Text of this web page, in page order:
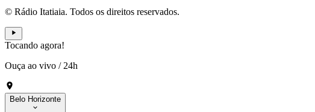
© Rádio Itatiaia. Todos os direitos reservados.
Tocando agora!
Ouça ao vivo / 24h
Belo Horizonte